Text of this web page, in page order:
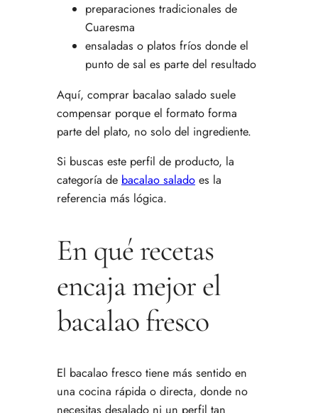
preparaciones tradicionales de
Cuaresma
ensaladas o platos fríos donde el
punto de sal es parte del resultado
Aquí, comprar bacalao salado suele
compensar porque el formato forma
parte del plato, no solo del ingrediente.
Si buscas este perfil de producto, la
categoría de bacalao salado es la
referencia más lógica.
En qué recetas
encaja mejor el
bacalao fresco
El bacalao fresco tiene más sentido en
una cocina rápida o directa, donde no
necesitas desalado ni un perfil tan